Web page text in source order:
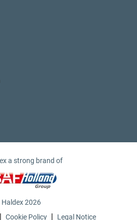
a strong brand of
2026
| Cookie Policy | Legal Notice